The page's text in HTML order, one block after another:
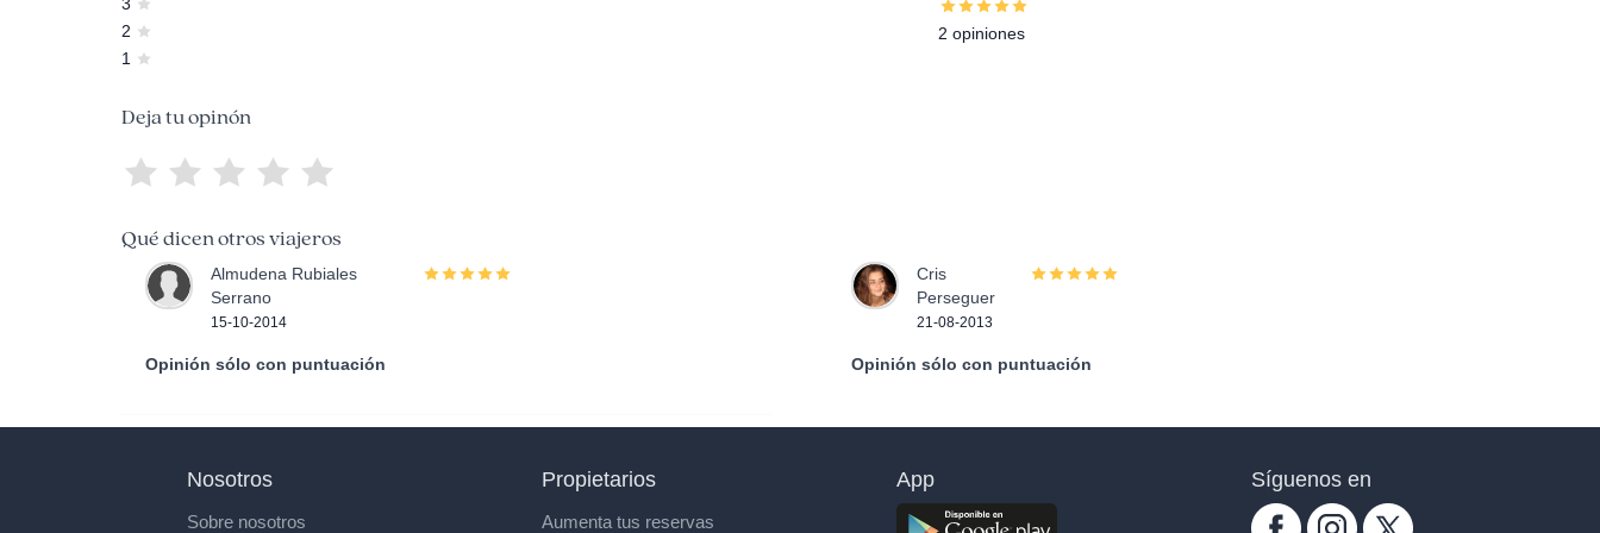
2
1
2 opiniones
Deja tu opinón
Qué dicen otros viajeros
Almudena Rubiales
Serrano
15-10-2014
Opinión sólo con puntuación
Cris
Perseguer
21-08-2013
Opinión sólo con puntuación
Nosotros
Sobre nosotros
Propietarios
Aumenta tus reservas
App Síguenos en